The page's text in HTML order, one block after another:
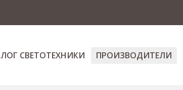
СВЕТОТЕХНИКИ ПРОИЗВОДИТЕЛИ